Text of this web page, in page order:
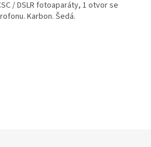
/ DSLR fotoaparáty, 1 otvor se
Karbon. Šedá.